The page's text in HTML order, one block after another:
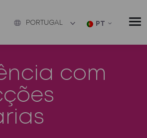
PORTUGAL PT
com